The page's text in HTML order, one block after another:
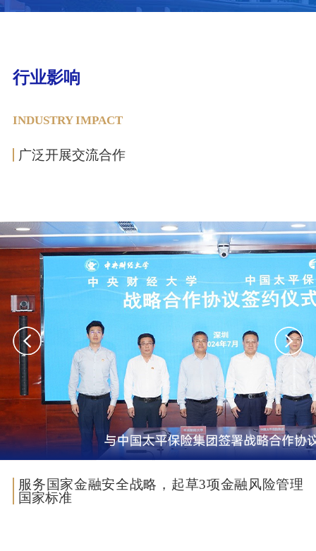
行业影响
INDUSTRY IMPACT
广泛开展交流合作
服务国家金融安全战略，起草3项金融风险管理
国家标准